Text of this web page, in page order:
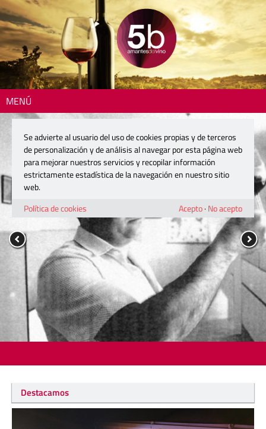
MENÚ
Destacamos
Se advierte al usuario del uso de cookies propias y de terceros
de personalización y de análisis al navegar por esta página web
para mejorar nuestros servicios y recopilar información
estrictamente estadística de la navegación en nuestro sitio
web.
Política de cookies
Acepto· No acepto